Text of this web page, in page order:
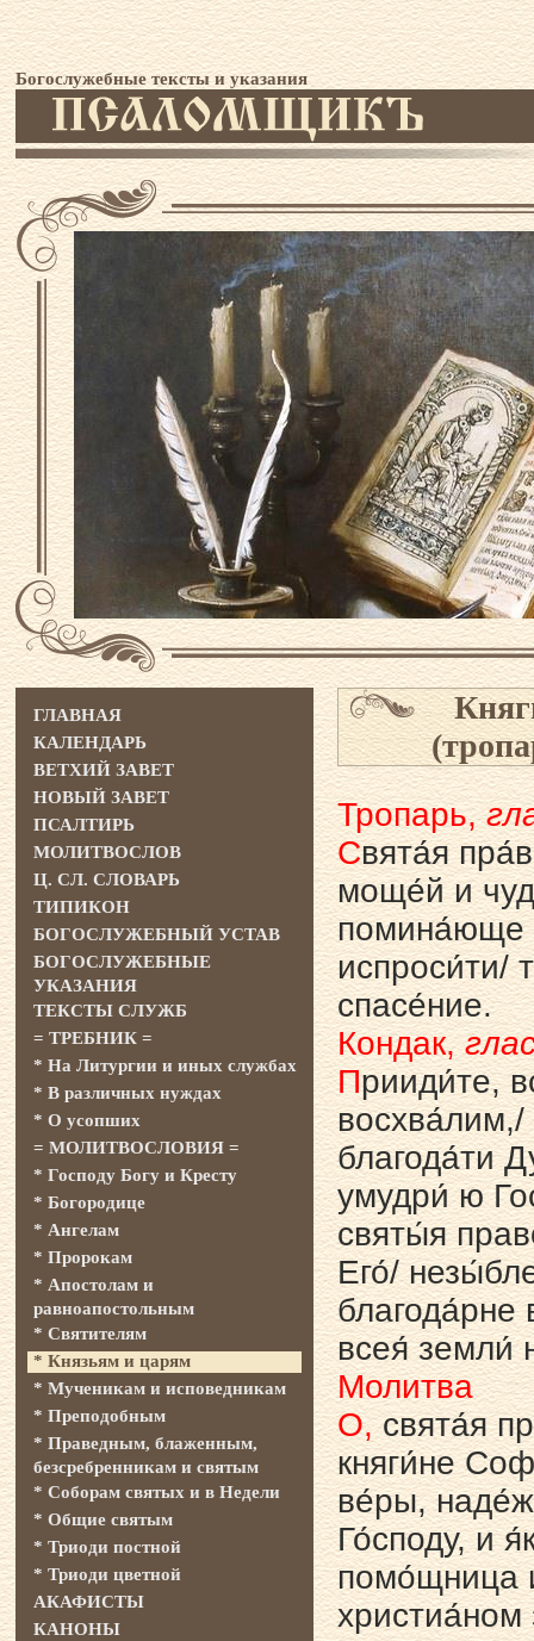
Богослужебные тексты и указания
Тропарь,
Свята́я
моще́й и
помина́юще
испроси́ти/
спасе́ние.
Кондак,
Прииди́те,
благода́ти
умудри́ ю
святы́я
Его́/
благода́рне
всея́ земли́
Молитва
О,свята́я
княги́не
ве́ры,
Го́споду, и
помо́щница
христиа́ном
ГЛАВНАЯ
КАЛЕНДАРЬ
ВЕТХИЙ ЗАВЕТ
НОВЫЙ ЗАВЕТ
ПСАЛТИРЬ
МОЛИТВОСЛОВ
Ц. СЛ. СЛОВАРЬ
ТИПИКОН
БОГОСЛУЖЕБНЫЙ УСТАВ
БОГОСЛУЖЕБНЫЕ
УКАЗАНИЯ
ТЕКСТЫ СЛУЖБ
= ТРЕБНИК =
* На Литургии и иных службах
* В различных нуждах
* О усопших
= МОЛИТВОСЛОВИЯ =
* Господу Богу и Кресту
* Богородице
* Ангелам
* Пророкам
* Апостолам и
равноапостольным
* Святителям
* Князьям и царям
* Мученикам и исповедникам
* Преподобным
* Праведным, блаженным,
безсребренникам и святым
* Соборам святых и в Недели
* Общие святым
* Триоди постной
* Триоди цветной
АКАФИСТЫ
КАНОНЫ